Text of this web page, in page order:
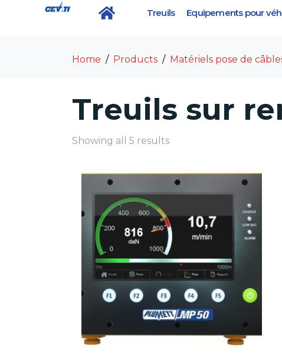
Treuils Equipements pour
Category :Treuils sur
Home Products Matériels pose de
Treuils sur
Showing all 5 results